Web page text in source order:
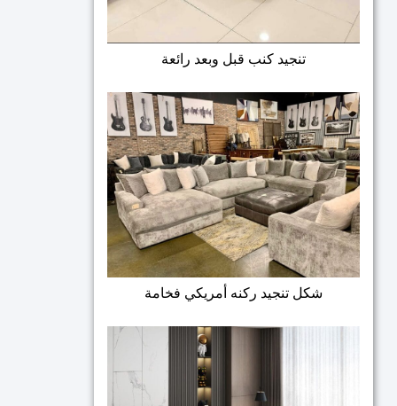
تنجيد كنب قبل وبعد رائعة
شكل تنجيد ركنه أمريكي فخامة